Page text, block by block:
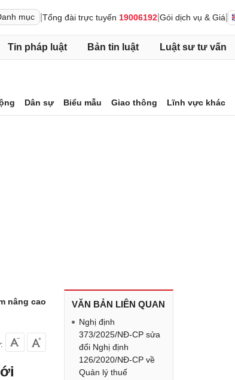
mục Tổng đài trực tuyến 19006192 Gói dịch vụ & Giá
Tin pháp luật Bản tin luật Luật sư tư vấn
Dân sự Biểu mẫu Giao thông Lĩnh vực khác
nâng cao VĂN BẢN LIÊN QUAN
Nghị định
373/2025/NĐ-CP sửa
đổi Nghị định
126/2020/NĐ-CP về
Quản lý thuế